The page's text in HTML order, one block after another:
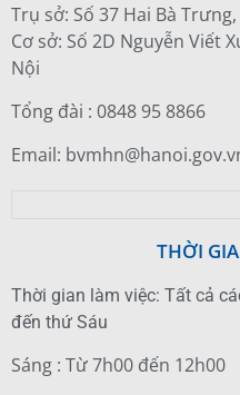
Trụ sở: Số 37 Hai Bà
Cơ sở: Số 2D Nguyễn Viết
Nội
Tổng đài : 0848 95 8866
Email:
THỜI
Thời gian làm việc: Tất cả
đến thứ Sáu
Sáng : Từ 7h00 đến 12h00